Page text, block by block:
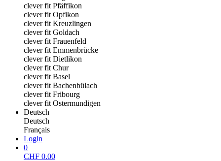
clever fit Pfäffikon
clever fit Opfikon
clever fit Kreuzlingen
clever fit Goldach
clever fit Frauenfeld
clever fit Emmenbrücke
clever fit Dietlikon
clever fit Chur
clever fit Basel
clever fit Bachenbülach
clever fit Fribourg
clever fit Ostermundigen
Deutsch
Deutsch
Français
Login
0
CHF 0.00